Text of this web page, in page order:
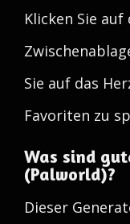
Klicken Sie
Sie auf das
Favoriten zu
Was sind
(Palworld)?
Dieser